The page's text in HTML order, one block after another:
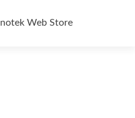
Inotek Web Store